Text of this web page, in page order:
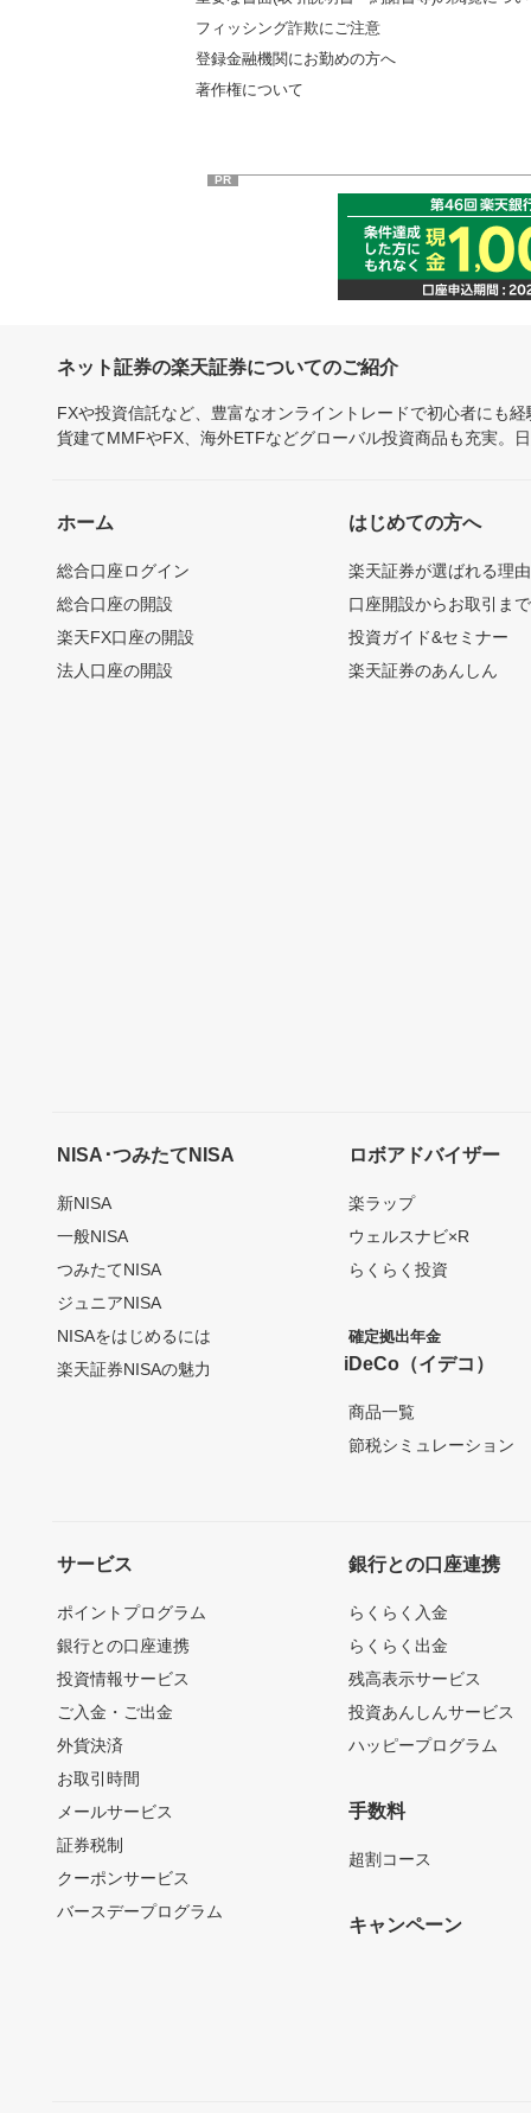
フィッシング詐欺にご注意
登録金融機関にお勤めの方へ
著作権について
PR
ネット証券の楽天証券についてのご紹介
FXや投資信託など、豊富なオンライントレードで初心者にも
貨建てMMFやFX、海外ETFなどグローバル投資商品も充実。
ホーム
総合口座ログイン
総合口座の開設
楽天FX口座の開設
法人口座の開設
はじめての方へ
楽天証券が選ばれる理由
口座開設からお取引ま
投資ガイド&セミナー
楽天証券のあんしん
NISA･つみたてNISA
新NISA
一般NISA
つみたてNISA
ジュニアNISA
NISAをはじめるには
楽天証券NISAの魅力
ロボアドバイザー
楽ラップ
ウェルスナビ×R
らくらく投資
確定拠出年金
iDeCo（イデコ）
商品一覧
節税シミュレーション
サービス
ポイントプログラム
銀行との口座連携
投資情報サービス
ご入金・ご出金
外貨決済
お取引時間
メールサービス
証券税制
クーポンサービス
バースデープログラム
銀行との口座連携
らくらく入金
らくらく出金
残高表示サービス
投資あんしんサービス
ハッピープログラム
手数料
超割コース
キャンペーン